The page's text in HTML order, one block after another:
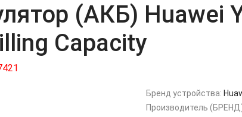
(АКБ) Huawei
Capacity
Бренд устройства:
Производитель